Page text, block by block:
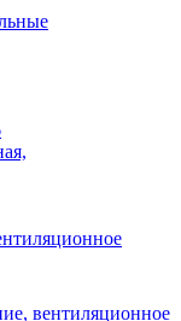
вентиляционное